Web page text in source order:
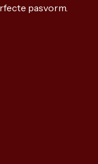
pasvorm.